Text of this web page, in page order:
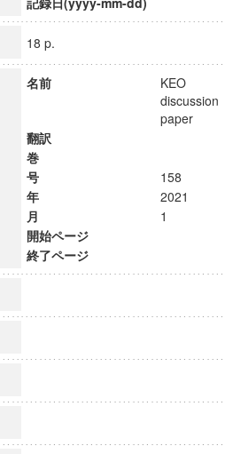
18 p.
名前
KEO
discussion
paper
翻訳
巻
号
158
年
2021
月
1
開始ページ
終了ページ